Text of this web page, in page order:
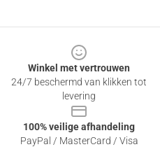
Winkel met vertrouwen
24/7 beschermd van klikken tot
levering
100% veilige afhandeling
PayPal / MasterCard / Visa